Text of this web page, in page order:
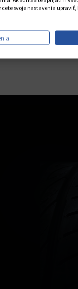
svoje nastavenia